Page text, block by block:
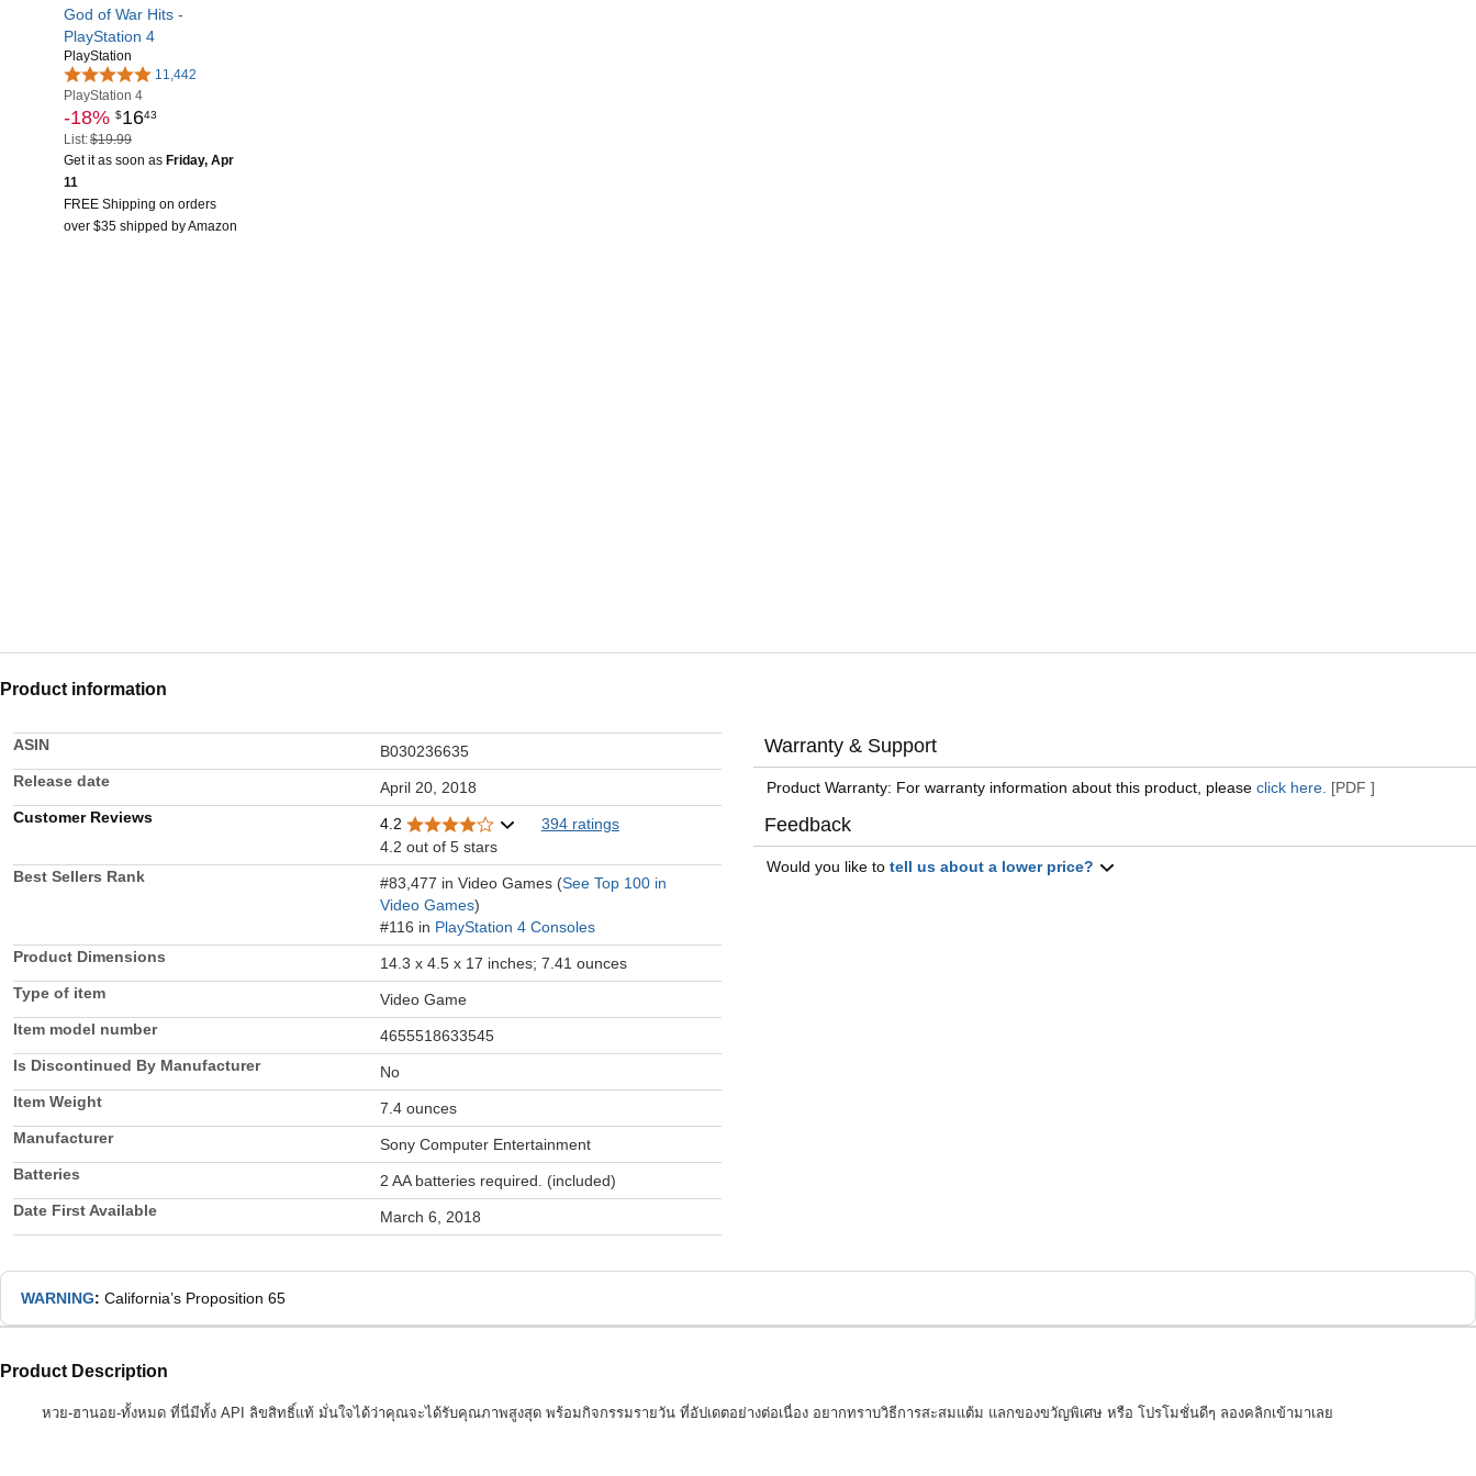
God of War Hits -
PlayStation 4
PlayStation
11,442
PlayStation 4
-18% $1643
List:$19.99
Get it as soon as Friday, Apr
11
FREE Shipping on orders
over $35 shipped by Amazon
Product information
ASIN
B030236635
Release date
April 20, 2018
Customer Reviews
4.2
394 ratings
4.2 out of 5 stars
Best Sellers Rank
#83,477 in Video Games (See Top 100 in
Video Games)
#116 in PlayStation 4 Consoles
Product Dimensions
14.3 x 4.5 x 17 inches; 7.41 ounces
Type of item
Video Game
Item model number
4655518633545
Is Discontinued By Manufacturer
No
Item Weight
7.4 ounces
Manufacturer
Sony Computer Entertainment
Batteries
2 AA batteries required. (included)
Date First Available
March 6, 2018
Warranty & Support
Product Warranty: For warranty information about this product, pleaseclick here. [PDF ]
Feedback
Would you like totell us about a lower price?
WARNING: California’s Proposition 65
Product Description
หวย-ฮานอย-ทั้งหมด ที่นี่มีทั้ง API ลิขสิทธิ์แท้ มั่นใจได้ว่าคุณจะได้รับคุณภาพสูงสุด พร้อมกิจกรรมรายวัน ที่อัปเดตอย่างต่อเนื่อง อยากทราบวิธีการสะสมแต้ม แลกของขวัญพิเศษ หรือ โปรโมชั่นดีๆ ลองคลิกเข้ามาเลย